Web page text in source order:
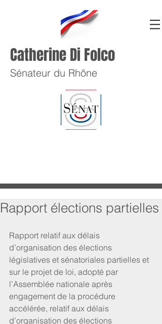
Catherine Di Folco
Sénateur du Rhône
Rapport élections partielles
Rapport relatif aux délais
d’organisation des élections
législatives et sénatoriales partielles et
sur le projet de loi, adopté par
l’Assemblée nationale après
engagement de la procédure
accélérée, relatif aux délais
d’organisation des élections